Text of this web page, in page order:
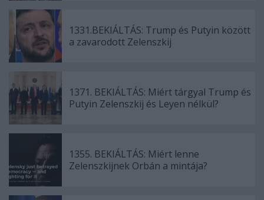
1331.BEKIÁLTÁS: Trump és Putyin között
a zavarodott Zelenszkij
1371. BEKIÁLTÁS: Miért tárgyal Trump és
Putyin Zelenszkij és Leyen nélkül?
1355. BEKIÁLTÁS: Miért lenne
Zelenszkijnek Orbán a mintája?